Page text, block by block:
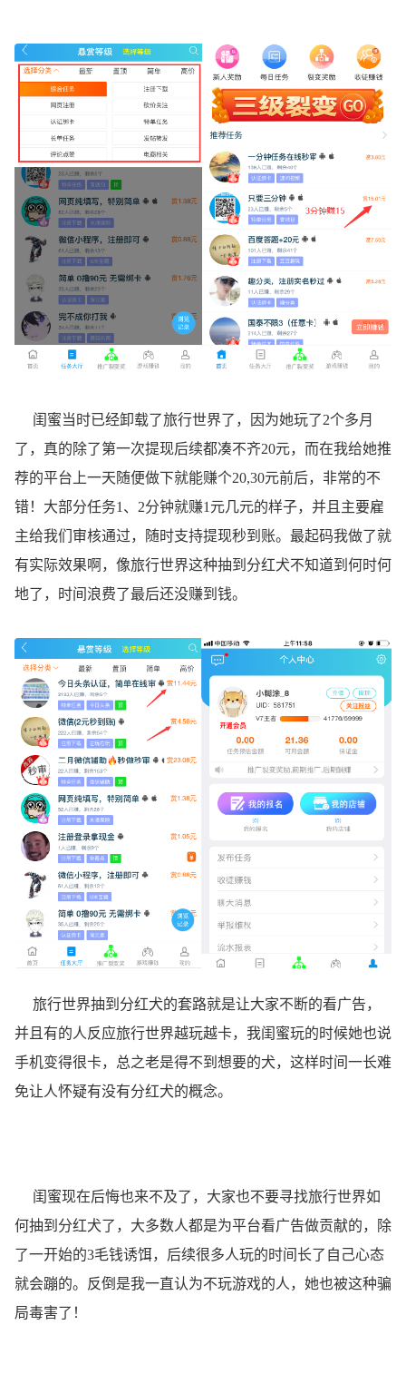
闺蜜当时已经卸载了旅行世界了，因为她玩了2个多月
了，真的除了第一次提现后续都凑不齐20元，而在我给她推
荐的平台上一天随便做下就能赚个20,30元前后，非常的不
错！大部分任务1、2分钟就赚1元几元的样子，并且主要雇
主给我们审核通过，随时支持提现秒到账。最起码我做了就
有实际效果啊，像旅行世界这种抽到分红犬不知道到何时何
地了，时间浪费了最后还没赚到钱。
旅行世界抽到分红犬的套路就是让大家不断的看广告，
并且有的人反应旅行世界越玩越卡，我闺蜜玩的时候她也说
手机变得很卡，总之老是得不到想要的犬，这样时间一长难
免让人怀疑有没有分红犬的概念。
闺蜜现在后悔也来不及了，大家也不要寻找旅行世界如
何抽到分红犬了，大多数人都是为平台看广告做贡献的，除
了一开始的3毛钱诱饵，后续很多人玩的时间长了自己心态
就会蹦的。反倒是我一直认为不玩游戏的人，她也被这种骗
局毒害了！